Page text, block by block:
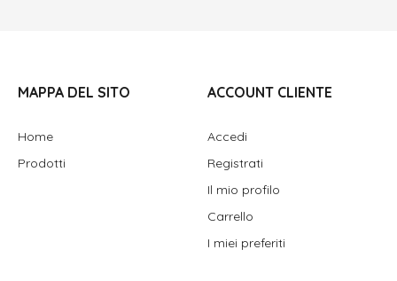
MAPPA DEL SITO
Home
Prodotti
ACCOUNT CLIENTE
Accedi
Registrati
Il mio profilo
Carrello
I miei preferiti